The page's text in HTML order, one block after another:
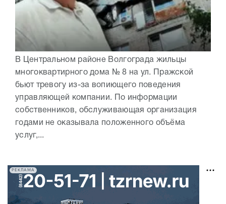
В Центральном районе Волгограда жильцы
многоквартирного дома № 8 на ул. Пражской
бьют тревогу из-за вопиющего поведения
управляющей компании. По информации
собственников, обслуживающая организация
годами не оказывала положенного объёма
услуг,...
РЕКЛАМА